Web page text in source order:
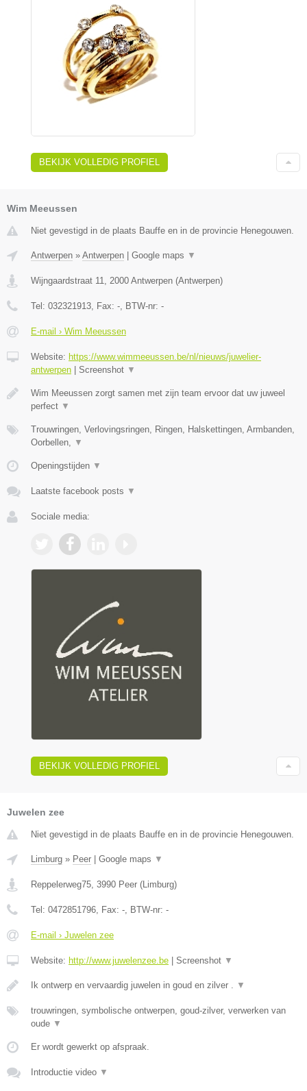
BEKIJK VOLLEDIG PROFIEL
Wim Meeussen
Niet gevestigd in de plaats Bauffe en in de provincie Henegouwen.
Antwerpen » Antwerpen Google maps ▼
Wijngaardstraat 11, 2000 Antwerpen (Antwerpen)
Tel: 032321913, Fax: -, BTW-nr: -
E-mail › Wim Meeussen
Website: https://www.wimmeeussen.be/nl/nieuws/juwelier-
antwerpen
Screenshot ▼
Wim Meeussen zorgt samen met zijn team ervoor dat uw juweel
perfect ▼
Trouwringen, Verlovingsringen, Ringen, Halskettingen, Armbanden,
Oorbellen, ▼
Openingstijden ▼
Laatste facebook posts ▼
Sociale media:
BEKIJK VOLLEDIG PROFIEL
Juwelen zee
Niet gevestigd in de plaats Bauffe en in de provincie Henegouwen.
Limburg » Peer Google maps ▼
Reppelerweg75, 3990 Peer (Limburg)
Tel: 0472851796, Fax: -, BTW-nr: -
E-mail › Juwelen zee
Website: http://www.juwelenzee.be Screenshot ▼
Ik ontwerp en vervaardig juwelen in goud en zilver . ▼
trouwringen, symbolische ontwerpen, goud-zilver, verwerken van
oude ▼
Er wordt gewerkt op afspraak.
Introductie video ▼